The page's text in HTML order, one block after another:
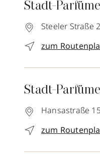
Stadt-
Steeler Straße
zum
Stadt-
Hansastraße
zum